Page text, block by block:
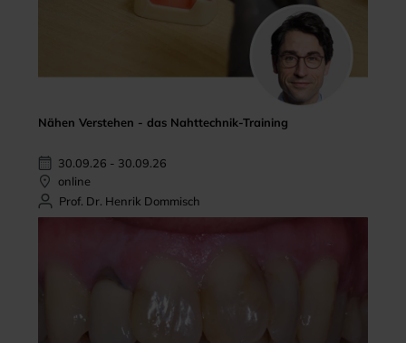
Nähen Verstehen - das Nahttechnik-Training
30.09.26 - 30.09.26
online
Prof. Dr. Henrik Dommisch